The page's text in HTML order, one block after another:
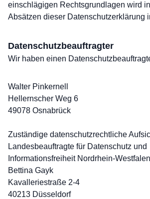
einschlägigen Rechtsgrundlagen wird
Absätzen dieser Datenschutzerklärung
Datenschutz­beauftragter
Wir haben einen
Walter Pinkernell
Hellernscher Weg 6
49078 Osnabrück
Zuständige datenschutzrechtliche
Landesbeauftragte für Datenschutz und
Informationsfreiheit Nordrhein-Westfalen
Bettina Gayk
Kavalleriestraße 2-4
40213 Düsseldorf